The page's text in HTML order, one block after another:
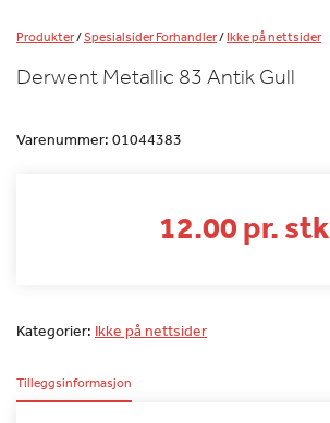
Produkter/Spesialsider Forhandler/Ikke på nettsider
Derwent Metallic 83 Antik Gull
Varenummer: 01044383
12.00 pr. stk
Kategorier: Ikke på nettsider
Tilleggsinformasjon